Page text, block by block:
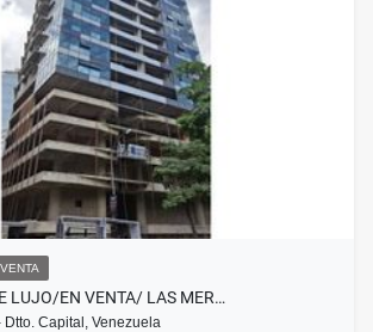
VENTA
LUJO/EN VENTA/ LAS MER…
Capital, Venezuela